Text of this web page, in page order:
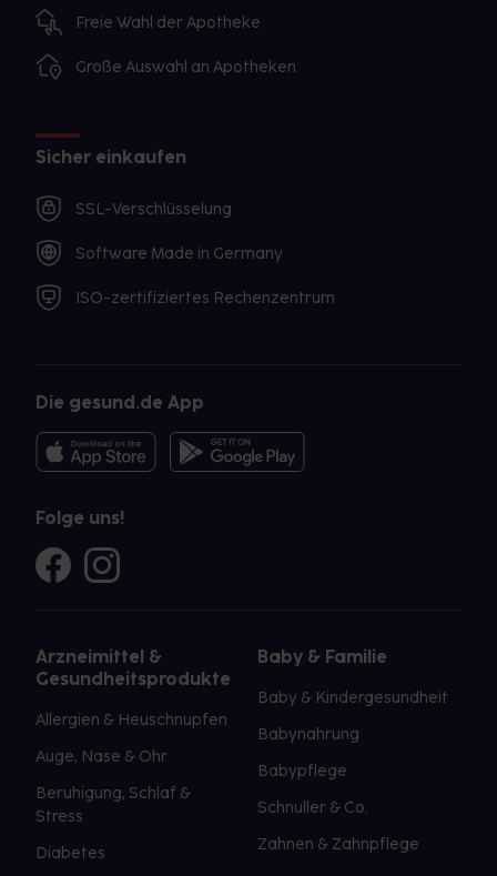
Freie Wahl der Apotheke
Große Auswahl an Apotheken
Sicher einkaufen
SSL-Verschlüsselung
Software Made in Germany
ISO-zertifiziertes Rechenzentrum
Die gesund.de App
Folge uns!
Arzneimittel &
Gesundheitsprodukte
Allergien & Heuschnupfen
Auge, Nase & Ohr
Beruhigung, Schlaf &
Stress
Diabetes
Baby & Familie
Baby & Kindergesundheit
Babynahrung
Babypflege
Schnuller & Co.
Zahnen & Zahnpflege